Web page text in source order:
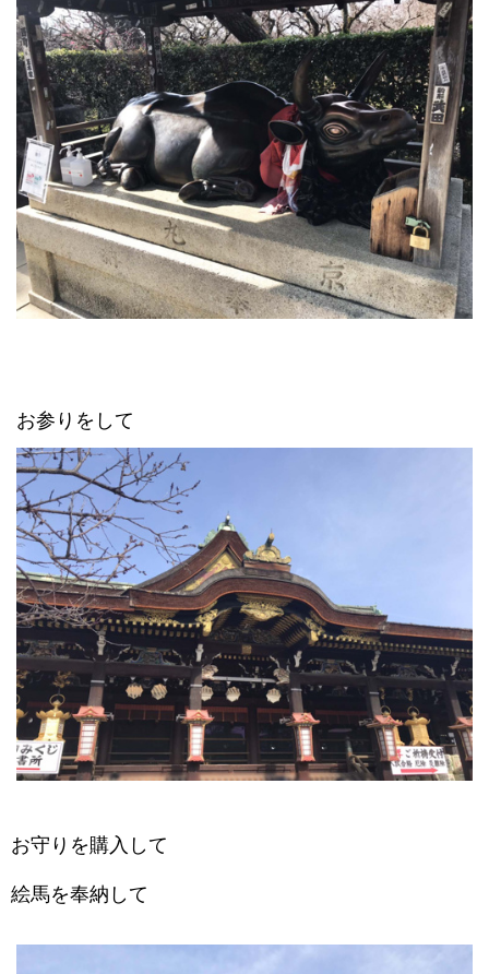
お参りをして
お守りを購入して
絵馬を奉納して